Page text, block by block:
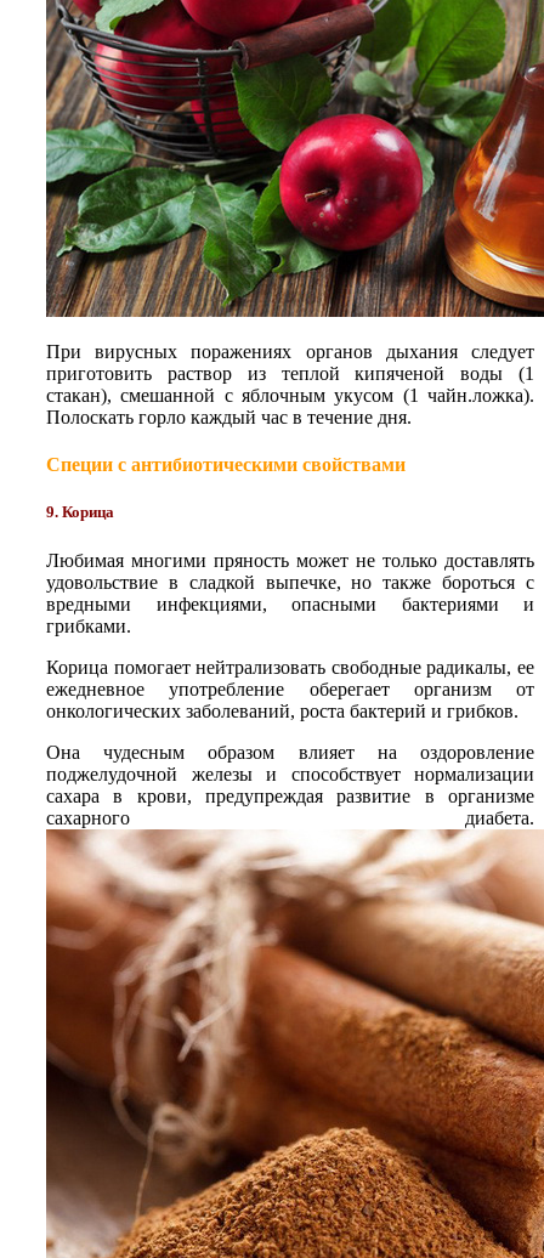
При вирусных поражениях органов дыхания следует
приготовить раствор из теплой кипяченой воды (1
стакан), смешанной с яблочным укусом (1 чайн.ложка).
Полоскать горло каждый час в течение дня.
Специи с антибиотическими свойствами
9. Корица
Любимая многими пряность может не только доставлять
удовольствие в сладкой выпечке, но также бороться с
вредными инфекциями, опасными бактериями и
грибками.
Корица помогает нейтрализовать свободные радикалы, ее
ежедневное употребление оберегает организм от
онкологических заболеваний, роста бактерий и грибков.
Она чудесным образом влияет на оздоровление
поджелудочной железы и способствует нормализации
сахара в крови, предупреждая развитие в организме
сахарного диабета.